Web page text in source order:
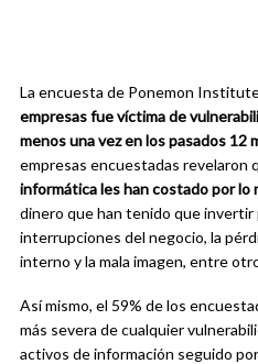
La encuesta de Ponemon
empresas fue víctima de
menos una vez en los pasados 12
empresas encuestadas revelaron
informática les han costado por lo
dinero que han tenido que invertir
interrupciones del negocio, la
interno y la mala imagen, entre
Así mismo, el 59% de los
más severa de cualquier
activos de información seguido